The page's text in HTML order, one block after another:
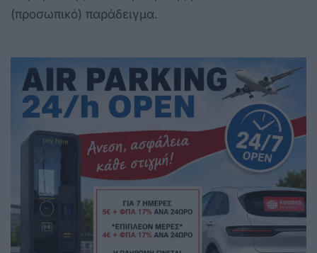
(προσωπικό) παράδειγμα.